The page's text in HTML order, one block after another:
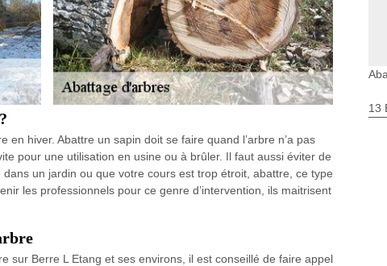
en hiver. Abattre un sapin doit se faire quand l’arbre n’a pas
pour une utilisation en usine ou à brûler. Il faut aussi éviter de
un jardin ou que votre cours est trop étroit, abattre, ce type
les professionnels pour ce genre d’intervention, ils maitrisent
sur Berre L Etang et ses environs, il est conseillé de faire appel
13